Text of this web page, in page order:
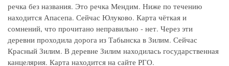
речка без названия. Это речка Мендим. Ниже по течению
находится Апасепа. Сейчас Юлуково. Карта чёткая и
сомнений, что прочитано неправильно - нет. Через эти
деревни проходила дорога из Табынска в Зилим. Сейчас
Красный Зилим. В деревне Зилим находилась государственная
канцелярия. Карта находится на сайте РГО.